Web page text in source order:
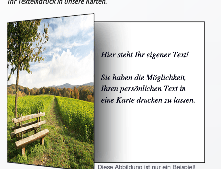
Grußkarten
Sortimente
Themen
&
Anlässe
Geburtstag
/
Wünsche
Segenswünsche
Lebensart